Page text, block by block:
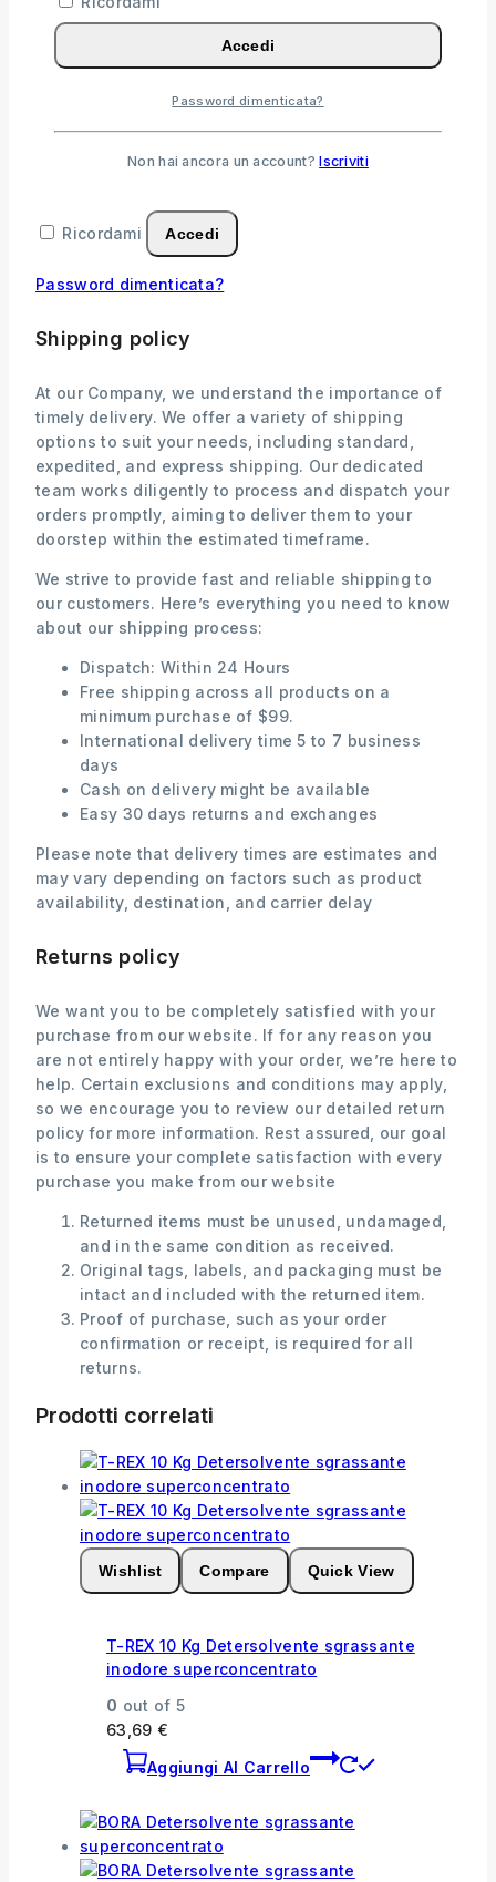
Nome utente o indirizzo email*Richiesto
Ricordami Accedi
Password dimenticata?
Shipping policy
At our Company, we understand the importance of
timely delivery. We offer a variety of shipping
options to suit your needs, including standard,
expedited, and express shipping. Our dedicated
team works diligently to process and dispatch your
orders promptly, aiming to deliver them to your
doorstep within the estimated timeframe.
We strive to provide fast and reliable shipping to
our customers. Here’s everything you need to know
about our shipping process:
Dispatch: Within 24 Hours
Free shipping across all products on a
minimum purchase of $99.
International delivery time 5 to 7 business
days
Cash on delivery might be available
Easy 30 days returns and exchanges
Please note that delivery times are estimates and
may vary depending on factors such as product
availability, destination, and carrier delay
Returns policy
We want you to be completely satisfied with your
purchase from our website. If for any reason you
are not entirely happy with your order, we’re here to
help. Certain exclusions and conditions may apply,
so we encourage you to review our detailed return
policy for more information. Rest assured, our goal
is to ensure your complete satisfaction with every
purchase you make from our website
Returned items must be unused, undamaged,
and in the same condition as received.
Original tags, labels, and packaging must be
intact and included with the returned item.
Proof of purchase, such as your order
confirmation or receipt, is required for all
returns.
Prodotti correlati
Wishlist Compare Quick View
T-REX 10 Kg Detersolvente sgrassante
inodore superconcentrato
0 out of 5
63,69 €
Aggiungi Al Carrello
Accedi
Password dimenticata?
Non hai ancora un account?Iscriviti